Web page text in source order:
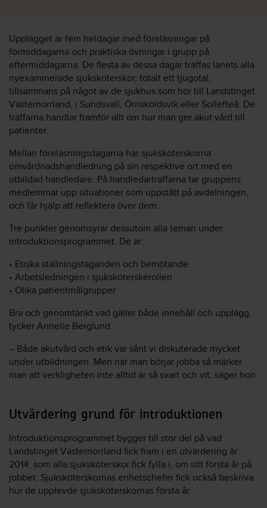
Upplägget är fem heldagar med föreläsningar på
förmiddagarna och praktiska övningar i grupp på
eftermiddagarna. De flesta av dessa dagar träffas länets alla
nyexaminerade sjuksköterskor, totalt ett tjugotal,
tillsammans på något av de sjukhus som hör till Landstinget
Västernorrland, i Sundsvall, Örnsköldsvik eller Sollefteå. De
träffarna handlar framför allt om hur man ger akut vård till
patienter.
Mellan föreläsningsdagarna har sjuksköterskorna
omvårdnadshandledning på sin respektive ort med en
utbildad handledare. På handledarträffarna tar gruppens
medlemmar upp situationer som uppstått på avdelningen,
och får hjälp att reflektera över dem.
Tre punkter genomsyrar dessutom alla teman under
introduktionsprogrammet. De är:
• Etiska ställningstaganden och bemötande
• Arbetsledningen i sjuksköterskerollen
• Olika patientmålgrupper
Bra och genomtänkt vad gäller både innehåll och upplägg,
tycker Annelie Berglund.
– Både akutvård och etik var sånt vi diskuterade mycket
under utbildningen. Men när man börjar jobba så märker
man att verkligheten inte alltid är så svart och vit, säger hon.
Utvärdering grund för introduktionen
Introduktionsprogrammet bygger till stor del på vad
Landstinget Västernorrland fick fram i en utvärdering år
2014, som alla sjuksköterskor fick fylla i, om sitt första år på
jobbet. Sjuksköterskornas enhetschefer fick också beskriva
hur de upplevde sjuksköterskornas första år.